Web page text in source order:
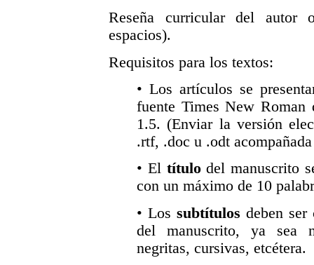
Reseña curricular del autor
espacios).
Requisitos para los textos:
• Los artículos se
fuente Times New
1.5. (Enviar la versión
.rtf, .doc u .odt
• El títulodel manuscrito
con un máximo de 10
• Los subtítulos deben ser
del manuscrito, ya sea
negritas, cursivas, etcétera.